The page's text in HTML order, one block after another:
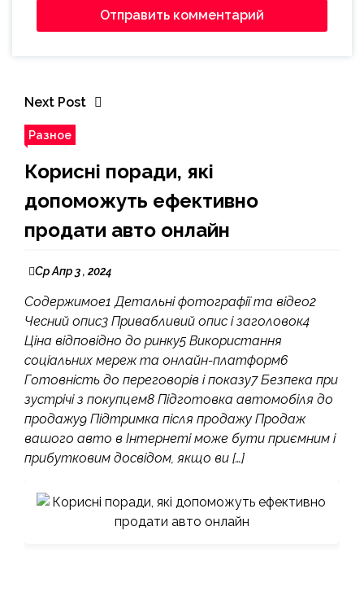
Next Post
Разное
Корисні поради, які
допоможуть ефективно
продати авто онлайн
Ср Апр 3 , 2024
Содержимое1 Детальні фотографії та відео2
Чесний опис3 Привабливий опис і заголовок4
Ціна відповідно до ринку5 Використання
соціальних мереж та онлайн-платформ6
Готовність до переговорів і показу7 Безпека при
зустрічі з покупцем8 Підготовка автомобіля до
продажу9 Підтримка після продажу Продаж
вашого авто в Інтернеті може бути приємним і
прибутковим досвідом, якщо ви […]